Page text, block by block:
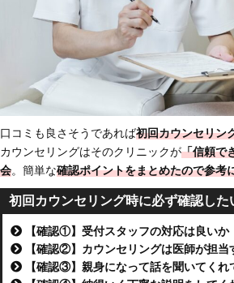
口コミも良さそうであれば初回カウンセリン
カウンセリングはそのクリニックが「信頼で
会。簡単な確認ポイントをまとめたので参考
初回カウンセリング時に必ず確認した
【確認①】受付スタッフの対応は良いか
【確認②】カウンセリングは医師が担当
【確認③】親身になって話を聞いてくれ